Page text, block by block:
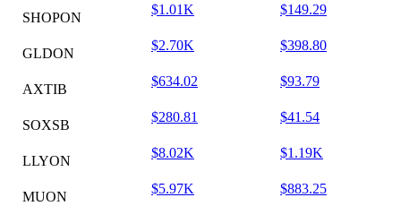
SHOPON
$1.01K $149.29
GLDON
$2.70K $398.80
AXTIB
$634.02 $93.79
SOXSB
$280.81 $41.54
LLYON
$8.02K $1.19K
MUON
$5.97K $883.25